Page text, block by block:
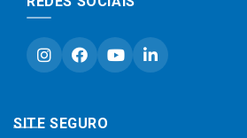
SITE SEGURO